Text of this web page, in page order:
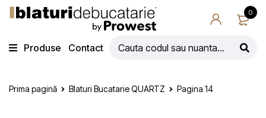
0
Produse Contact
Prima pagină Blaturi Bucatarie QUARTZ Pagina 14